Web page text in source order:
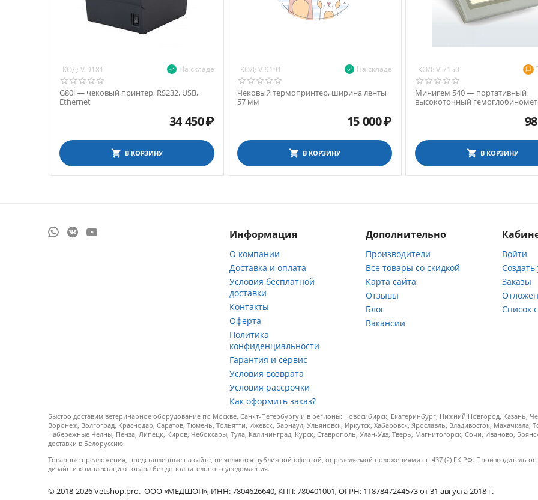
КОД: V-9181 На складе
G80i — чековый принтер, RS232, USB,
Ethernet
34 450₽
В КОРЗИНУ
КОД: V-9191 На складе
Чековый термопринтер, ширина ленты
57 мм
15 000₽
В КОРЗИНУ
КОД: V-7150
Минигем 540 — портативный
высокоточный
В КОРЗИНУ
Информация
О компании
Доставка и оплата
Условия бесплатной
доставки
Контакты
Оферта
Политика
конфиденциальности
Гарантия и сервис
Условия возврата
Условия рассрочки
Как оформить заказ?
Дополнительно
Производители
Все товары со скидкой
Карта сайта
Отзывы
Блог
Вакансии
Войти
Заказы
Список
Быстро доставим ветеринарное оборудование по Москве, Санкт-Петербургу и в регионы: Новосибирск, Екатеринбург, Нижний Новгород, Казань,
Воронеж, Волгоград, Краснодар, Саратов, Тюмень, Тольятти, Ижевск, Барнаул, Ульяновск, Иркутск, Хабаровск, Ярославль, Владивосток,
Набережные Челны, Пенза, Липецк, Киров, Чебоксары, Тула, Калининград, Курск, Ставрополь, Улан-Удэ, Тверь, Магнитогорск, Сочи, Иваново,
доставки в Белоруссию.
Товарные предложения, представленные на сайте, не являются публичной офертой, определяемой положениями ст. 437 (2) ГК РФ. Производитель
дизайн и комплектацию товара без дополнительного уведомления.
© 2018-2026 Vetshop.pro. ООО «МЕДШОП», ИНН: 7804626640, КПП: 780401001, ОГРН: 1187847244573 от 31 августа 2018 г.